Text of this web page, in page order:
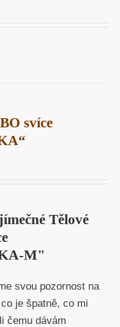
svíce
Tělové
M"
svou pozornost na
je špatně, co mi
čemu dávám